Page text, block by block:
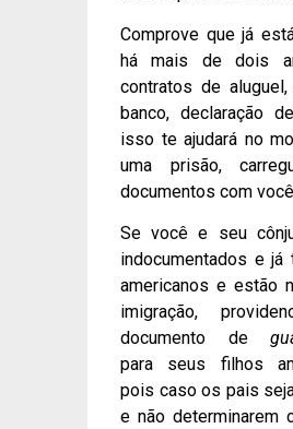
Comprove que já
há mais de dois
contratos de
banco, declaração
isso te ajudará no
uma prisão,
documentos com
Se você e seu
indocumentados e já
americanos e estão
imigração,
documento de
para seus filhos
pois caso os pais
e não determinarem